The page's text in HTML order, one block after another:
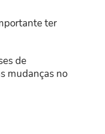
ter
de
mudanças no